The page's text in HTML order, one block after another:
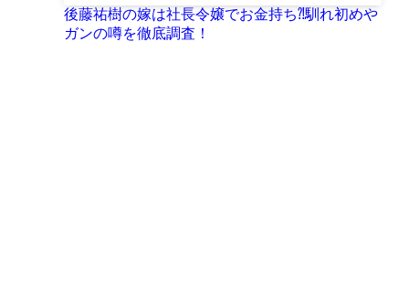
後藤祐樹の嫁は社長令嬢でお金持ち⁈馴れ初めや
ガンの噂を徹底調査！